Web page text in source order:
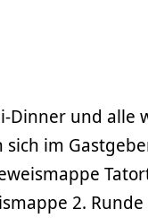
Dinner und alle
im
2.